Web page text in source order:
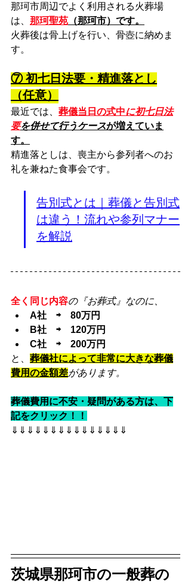
那珂市周辺でよく利用される火葬場
は、 那珂聖苑 （那珂市）です。
火葬後は骨上げを行い、骨壺に納めま
す。
⑦ 初七日法要・精進落とし
（任意）
最近では、 葬儀当日の式中に初七日法
要を併せて行うケースが増えていま
す。
精進落としは、喪主から参列者へのお
礼を兼ねた食事会です。
告別式とは｜葬儀と告別式
は違う！流れや参列マナー
を解説
全く同じ内容の『お葬式』なのに、
A社　⇨　80万円
B社　⇨　120万円
C社　⇨　200万円
と、 葬儀社によって非常に大きな葬儀
費用の金額差があります。
葬儀費用に不安・疑問がある方は、下
記をクリック！！
⇓⇓⇓⇓⇓⇓⇓⇓⇓⇓⇓⇓⇓⇓⇓
茨城県那珂市の一般葬の